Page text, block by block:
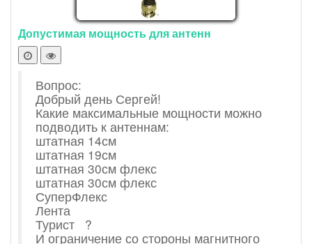
Допустимая мощность для антенн
Вопрос:
Добрый день Сергей!
Какие максимальные мощности можно
подводить к антеннам:
штатная 14см
штатная 19см
штатная 30см флекс
штатная 30см флекс
СуперФлекс
Лента
Турист ?
И ограничение со стороны магнитного